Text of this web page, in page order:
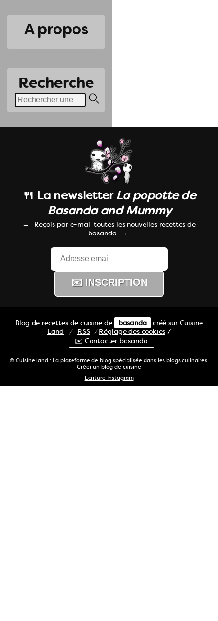
A propos
Recherche
🍴 La newsletterLa popotte de
Basanda and Mummy
Reçois par e-mail toutes les nouvelles recettes de
basanda.
Blog de recettes de cuisine de basanda créé sur Cuisine
Land
⁄ RSS ⁄Réglage des cookies /
✉️ Contacter basanda
© Cuisine.land : La plateforme de blog spécialisée dans les blogs culinaires.
Créer un blog de cuisine
Ecriture Instagram